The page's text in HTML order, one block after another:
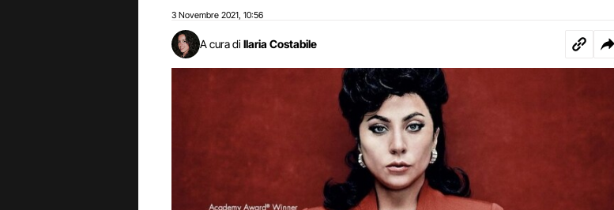
3 Novembre 2021 10:56
A cura di Ilaria Costabile